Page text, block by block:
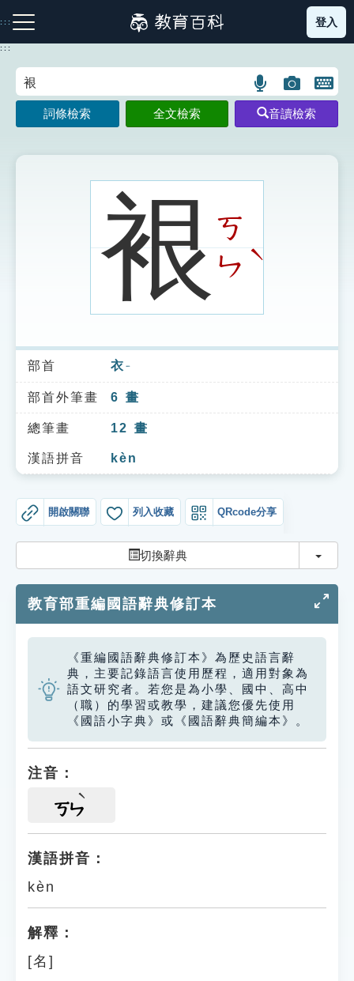
到
主
:::
注音索引圖示 筆畫索引圖示 部首索引表圖示
索引選單
知識索引
單字索引
生命大百科索引
遊戲專區
教學應用
貓頭鷹博士
登入
:::
語
言
搜
示
圖
片
搜
開
鍵
圖
詞條檢索 全文檢索 音讀檢索
裉ㄎ
ㄣˋ
部首 衣 ㄧ
部首外筆畫 6 畫
總筆畫 12 畫
漢語拼音 kèn
開啟關聯 列入收藏 QRcode分享
切換辭典 切換
教育部重編國語辭典修訂本
《重編國語辭典修訂本》為歷史語言辭
典，主要記錄語言使用歷程，適用對象為
語文研究者。若您是為小學、國中、高中
（職）的學習或教學，建議您優先使用
《國語小字典》或《國語辭典簡編本》。
注音：
ㄎㄣ
漢語拼音：
kèn
解釋：
[名]